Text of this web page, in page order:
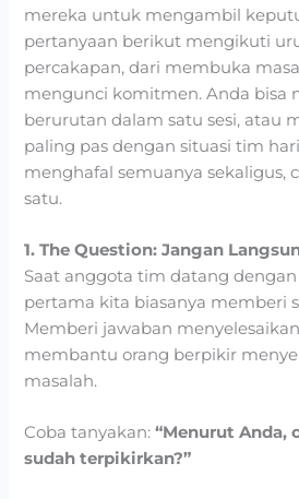
mereka untuk mengambil
pertanyaan berikut mengikuti
percakapan, dari membuka
mengunci komitmen. Anda bisa
berurutan dalam satu sesi, atau
paling pas dengan situasi tim
menghafal semuanya sekaligus,
satu.
1. The Question: Jangan
Saat anggota tim datang
pertama kita biasanya memberi
Memberi jawaban
membantu orang berpikir
masalah.
Coba tanyakan:“Menurut Anda,
sudah terpikirkan?”